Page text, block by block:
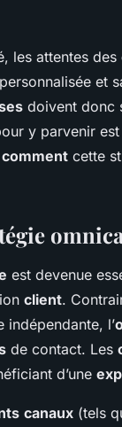
les attentes des
et
doivent donc
y parvenir
comment cette
est devenue
client.
indépendante, l’
de contact. Les
d’une
canaux (tels